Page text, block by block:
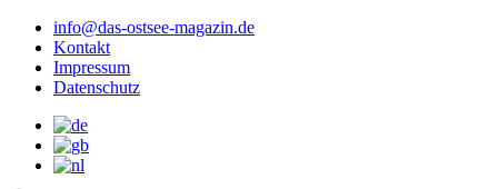
info@das-ostsee-magazin.de
Kontakt
Impressum
Datenschutz